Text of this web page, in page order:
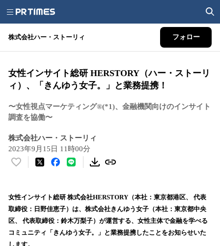
株式会社ハー・ストーリィ フォロー
⼥性インサイト総研 HERSTORY（ハー・ストーリ
ィ）、「きんゆう⼥⼦。」と業務提携！
〜⼥性視点マーケティング®︎(*1)、⾦融機関向けのインサイト
調査を協働〜
株式会社ハー・ストーリィ
2023年9月15日 11時00分
い
！
数
を
読
⼥性インサイト総研 株式会社HERSTORY（本社：東京都港区、 代表
取締役：⽇野佳恵子）は、株式会社きんゆう⼥⼦（本社：東京都中央
区、 代表取締役：鈴⽊万梨⼦）が運営する、⼥性主体で⾦融を学べる
コミュニティ「きんゆう⼥⼦。」と業務提携したことをお知らせいた
します。